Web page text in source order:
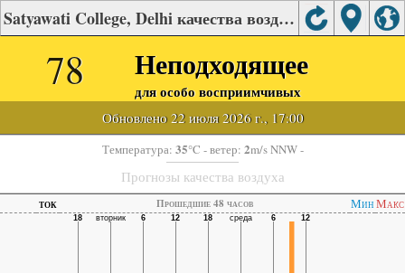
Satyawati College, Delhi качества воздуха.
78 Неподходящее
для особо восприимчивых
Обновлено 22 июля 2026 г., 17:00
Температура: 35°C - ветер: 2m/s NNW -
Прогнозы качества воздуха
ток Прошедшие 48 часов МинМакс